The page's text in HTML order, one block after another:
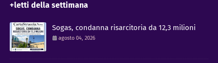
+letti della settimana
Sogas, condanna risarcitoria da 12,3 milioni
agosto 04, 2026